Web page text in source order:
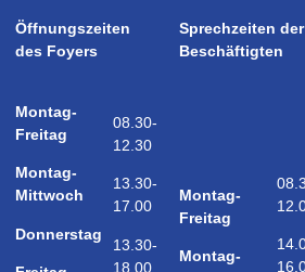
Öffnungszeiten
des Foyers
Sprechzeiten der
Beschäftigten
Montag-
Freitag
Montag-
Mittwoch
Donnerstag
08.30-
12.30
13.30-
17.00
13.30-
18.00
Montag-
Freitag
Montag-